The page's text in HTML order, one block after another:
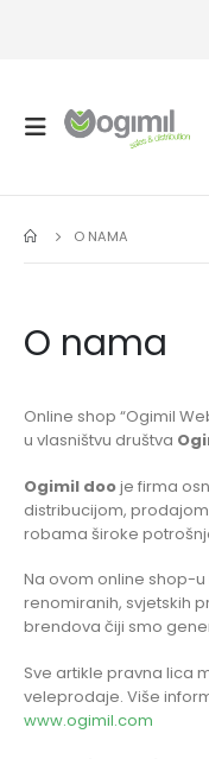
O NAMA
O nama
Online shop “Ogimil
u vlasništvu društva
Ogimil dooje firma
distribucijom,
robama široke
Na ovom online shop-
renomiranih, svjetskih
brendova čiji smo
Sve artikle pravna lica
veleprodaje. Više
www.ogimil.com